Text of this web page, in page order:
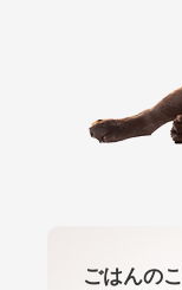
ごはんの